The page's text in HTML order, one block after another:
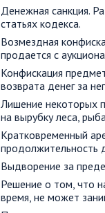
Денежная санкция.
статьях кодекса.
Возмездная
продается с
Конфискация
возврата денег за
Лишение некоторых
на вырубку леса,
Кратковременный
продолжительность
Выдворение за
Решение о том, что
время, не может